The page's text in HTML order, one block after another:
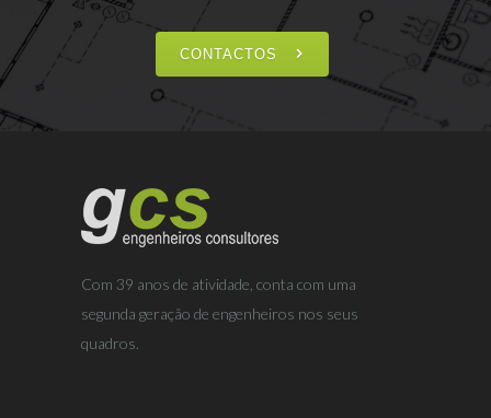
CONTACTOS
Com 39 anos de atividade, conta com uma
segunda geração de engenheiros nos seus
quadros.